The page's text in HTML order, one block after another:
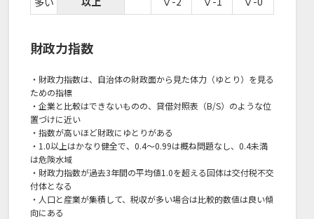
財政力指数
・財政力指数は、自治体の財政面から見た体力（ゆとり）を見る
ための指標
・企業と比較はできないものの、貸借対照表（B/S）のような位
置づけに近い
・指数が高いほど財政にゆとりがある
・1.0以上はかなり健全で、0.4～0.99は概ね問題なし、0.4未満
は危険水域
・財政力指数が過去3年間の平均値1.0を超える回体は交付税不交
付体となる
・人口と産業が集積して、税収が多い場合は比較的数値は良い傾
向にある